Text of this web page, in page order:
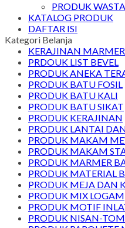
PRODUK
KATALOG PRODUK
DAFTAR ISI
Kategori Belanja
KERAJINAN MARMER
PRDOUK LIST BEVEL
PRODUK ANEKA
PRODUK BATU FOSIL
PRODUK BATU KALI
PRODUK BATU SIKAT
PRODUK KERAJINAN
PRODUK LANTAI
PRODUK MAKAM
PRODUK MAKAM
PRODUK MARMER
PRODUK MATERIAL
PRODUK MEJA DAN
PRODUK MIX LOGAM
PRODUK MOTIF
PRODUK NISAN-